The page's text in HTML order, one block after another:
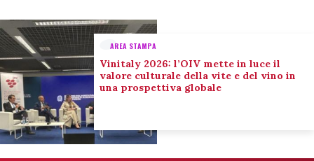
AREA STAMPA
Vinitaly 2026: l’OIV mette in luce il
valore culturale della vite e del vino in
una prospettiva globale